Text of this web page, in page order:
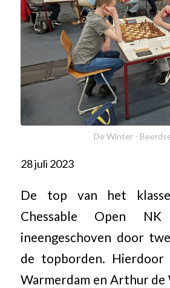
De Winter -
28 juli 2023
De top van het
Chessable Open
ineengeschoven door
de topborden. Hierdoor
Warmerdam en Arthur